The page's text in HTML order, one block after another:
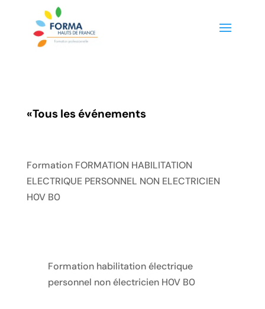
«Tous les événements
Formation FORMATION HABILITATION
ELECTRIQUE PERSONNEL NON ELECTRICIEN
H0V B0
Formation habilitation électrique
personnel non électricien H0V B0